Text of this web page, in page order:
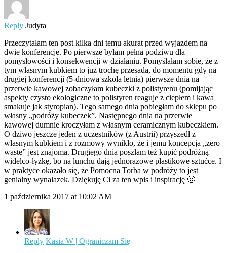
Reply Judyta
Przeczytałam ten post kilka dni temu akurat przed wyjazdem na
dwie konferencje. Po pierwsze byłam pełna podziwu dla
pomysłowości i konsekwencji w działaniu. Pomyślałam sobie, że z
tym własnym kubkiem to już trochę przesada, do momentu gdy na
drugiej konferencji (5-dniowa szkoła letnia) pierwsze dnia na
przerwie kawowej zobaczyłam kubeczki z polistyrenu (pomijając
aspekty czysto ekologiczne to polistyren reaguje z ciepłem i kawa
smakuje jak styropian). Tego samego dnia pobiegłam do sklepu po
własny „podróży kubeczek”. Następnego dnia na przerwie
kawowej dumnie kroczyłam z własnym ceramicznym kubeczkiem.
O dziwo jeszcze jeden z uczestników (z Austrii) przyszedł z
własnym kubkiem i z rozmowy wynikło, że i jemu koncepcja „zero
waste” jest znajoma. Drugiego dnia poszłam też kupić podróżną
widelco-łyżkę, bo na lunchu dają jednorazowe plastikowe sztućce. I
w praktyce okazało się, że Pomocna Torba w podróży to jest
genialny wynalazek. Dziękuję Ci za ten wpis i inspirację 🙂
1 października 2017 at 10:02 AM
Reply Kasia W | Ograniczam Się